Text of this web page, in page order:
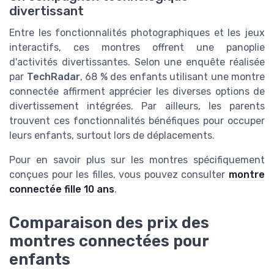
divertissant
Entre les fonctionnalités photographiques et les jeux
interactifs, ces montres offrent une panoplie
d'activités divertissantes. Selon une enquête réalisée
par TechRadar, 68 % des enfants utilisant une montre
connectée affirment apprécier les diverses options de
divertissement intégrées. Par ailleurs, les parents
trouvent ces fonctionnalités bénéfiques pour occuper
leurs enfants, surtout lors de déplacements.
Pour en savoir plus sur les montres spécifiquement
conçues pour les filles, vous pouvez consulter montre
connectée fille 10 ans.
Comparaison des prix des
montres connectées pour
enfants